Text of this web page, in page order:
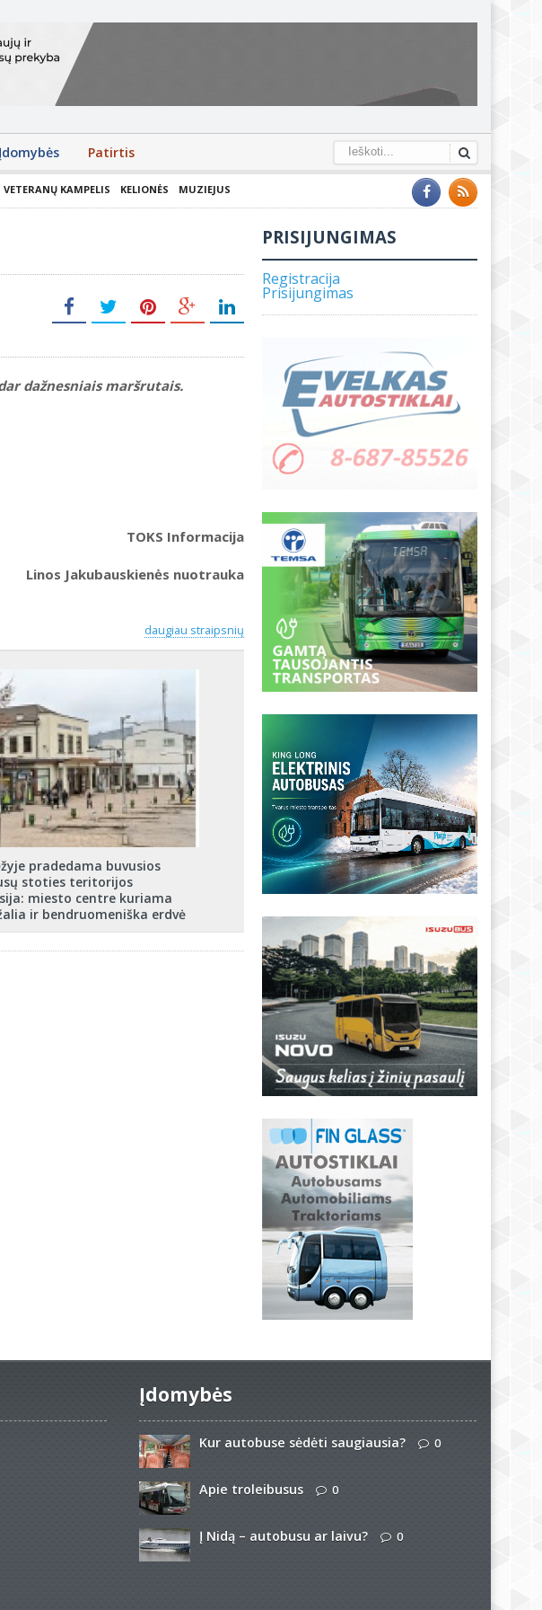
Įdomybės Patirtis
VETERANŲ KAMPELIS KELIONĖS MUZIEJUS
dažnesniais maršrutais.
TOKS Informacija
Linos Jakubauskienės nuotrauka
daugiau straipsnių
pradedama buvusios
stoties teritorijos
miesto centre kuriama
ir bendruomeniška erdvė
PRISIJUNGIMAS
Registracija
Prisijungimas
Įdomybės
Kur autobuse sėdėti saugiausia? 0
Apie troleibusus 0
Į Nidą – autobusu ar laivu? 0